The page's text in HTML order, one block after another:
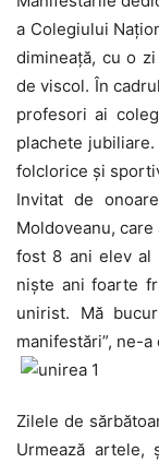
a Colegiului
dimineață, cu o
de viscol. În
profesori ai
plachete
folclorice și
Invitat de
Moldoveanu, care
fost 8 ani elev al
niște ani foarte
unirist. Mă
manifestări”, ne-
Zilele de
Urmează artele,